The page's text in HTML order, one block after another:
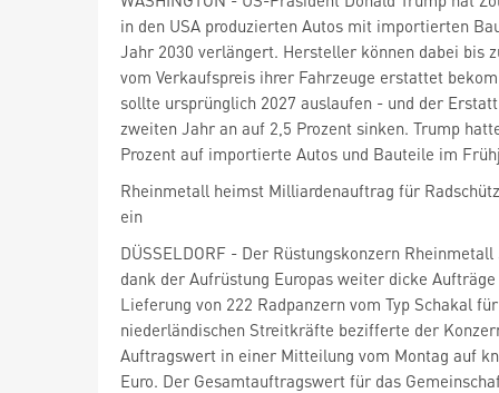
in den USA produzierten Autos mit importierten
Jahr 2030 verlängert. Hersteller können dabei bis
vom Verkaufspreis ihrer Fahrzeuge erstattet
sollte ursprünglich 2027 auslaufen - und der
zweiten Jahr an auf 2,5 Prozent sinken. Trump
Prozent auf importierte Autos und Bauteile im
Rheinmetall heimst Milliardenauftrag für
ein
DÜSSELDORF - Der Rüstungskonzern Rheinmetall
dank der Aufrüstung Europas weiter dicke
Lieferung von 222 Radpanzern vom Typ Schakal
niederländischen Streitkräfte bezifferte der
Auftragswert in einer Mitteilung vom Montag auf
Euro. Der Gesamtauftragswert für das